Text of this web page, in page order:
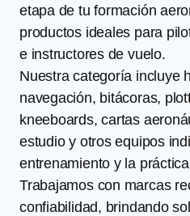
etapa de tu formación
productos ideales para
e instructores de vuelo.
Nuestra categoría incluye
navegación, bitácoras,
kneeboards, cartas
estudio y otros equipos
entrenamiento y la
Trabajamos con marcas
confiabilidad, brindando